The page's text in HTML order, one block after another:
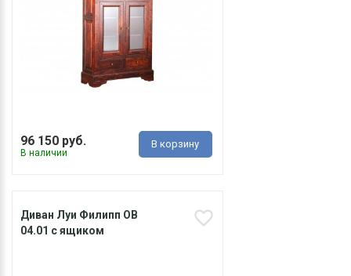
96 150 руб.
В наличии
В корзину
Диван Луи Филипп ОВ
04.01 с ящиком